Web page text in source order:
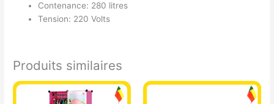
Contenance: 280 litres
Tension: 220 Volts
Produits similaires